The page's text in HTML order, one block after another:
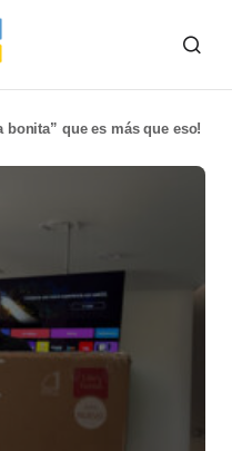
bonita” que es más que eso!